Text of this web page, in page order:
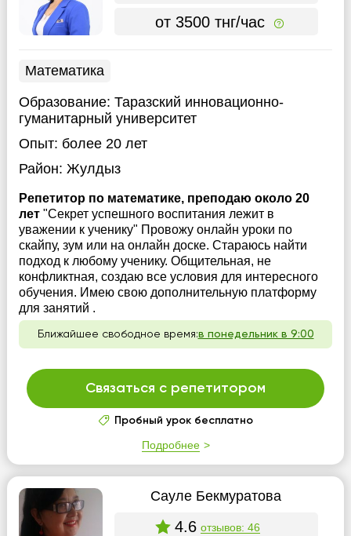
от 3500 тнг/час
Математика
Образование: Таразский инновационно-
гуманитарный университет
Опыт: более 20 лет
Район: Жулдыз
Репетитор по математике, преподаю около 20
лет "Секрет успешного воспитания лежит в
уважении к ученику" Провожу онлайн уроки по
скайпу, зум или на онлайн доске. Стараюсь найти
подход к любому ученику. Общительная, не
конфликтная, создаю все условия для интересного
обучения. Имею свою дополнительную платформу
для занятий .
Ближайшее свободное время:в понедельник в 9:00
Связаться с репетитором
Пробный урок бесплатно
Подробнее
Сауле Бекмуратова
4.6 отзывов: 46